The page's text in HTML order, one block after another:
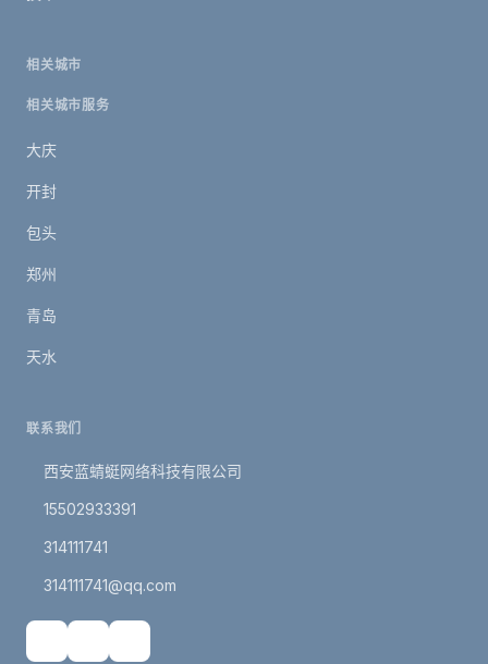
相关城市
相关城市服务
大庆
开封
包头
郑州
青岛
天水
联系我们
西安蓝蜻蜓网络科技有限公司
15502933391
314111741
314111741@qq.com